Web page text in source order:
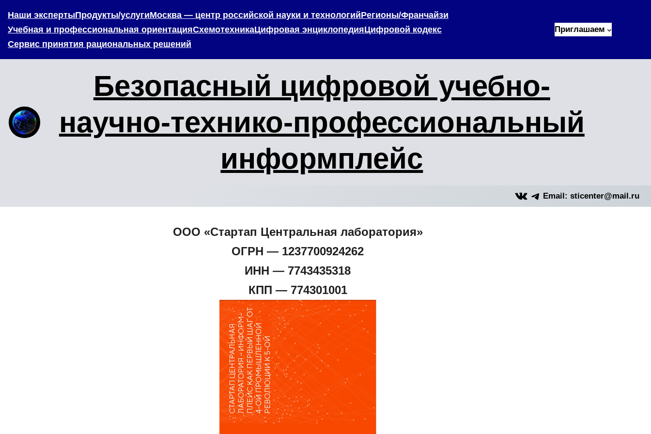
Наши экспертыПродукты/услугиМосква — центр российской науки и технологийРегионы/Франчайзи
Учебная и профессиональная ориентацияСхемотехникаЦифровая энциклопедияЦифровой кодекс
Сервис принятия рациональных решений
Приглашаем
Безопасный цифровой учебно-
научно-технико-профессиональный
информплейс
VK Telegram
Email: sticenter@mail.ru
ООО «Стартап Центральная лаборатория»
ОГРН — 1237700924262
ИНН — 7743435318
КПП — 774301001